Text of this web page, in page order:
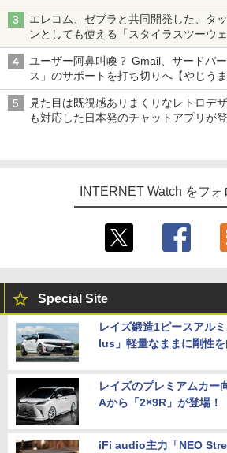
真や映像を使った投資詐欺などへの対
エレコム、ゼブラと共同開発した、タ
ンとしても使える「スタイラスツーウ
も、持ち替えずに書き込める
ユーザー阿鼻叫喚？ Gmail、サードパ
ス」のサポートを打ち切りへ【やじうま
見た目は既視感ありまくりなレトロデ
も対応した日本発のチャットアプリが
INTERNET Watch をフォ
Special Site
レイズ鍛造1ピースアル
lus」軽量なままに剛性
レイズのプレミアムカー
Aから「2×9R」が登場！
iFi audio主力「NEO